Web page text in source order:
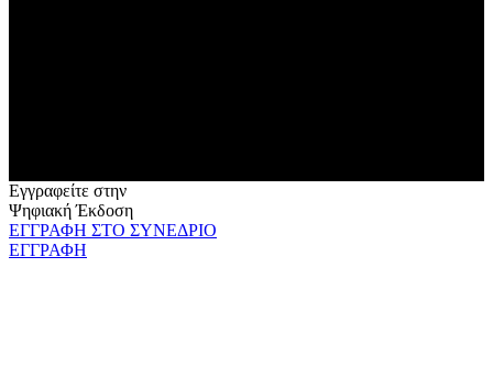
Εγγραφείτε στην
Ψηφιακή Έκδοση
ΕΓΓΡΑΦΗ ΣΤΟ ΣΥΝΕΔΡΙΟ
ΕΓΓΡΑΦΗ